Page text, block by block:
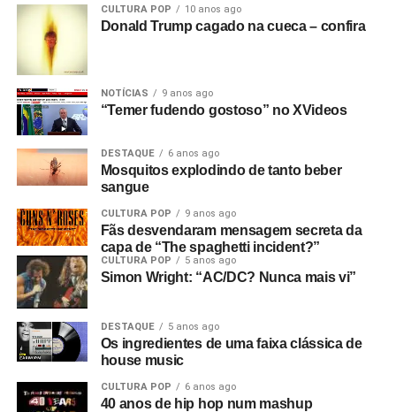
CULTURA POP 10 anos ago
Donald Trump cagado na cueca – confira
NOTÍCIAS 9 anos ago
“Temer fudendo gostoso” no XVideos
DESTAQUE 6 anos ago
Mosquitos explodindo de tanto beber
sangue
CULTURA POP 9 anos ago
Fãs desvendaram mensagem secreta da
capa de “The spaghetti incident?”
CULTURA POP 5 anos ago
Simon Wright: “AC/DC? Nunca mais vi”
DESTAQUE 5 anos ago
Os ingredientes de uma faixa clássica de
house music
CULTURA POP 6 anos ago
40 anos de hip hop num mashup